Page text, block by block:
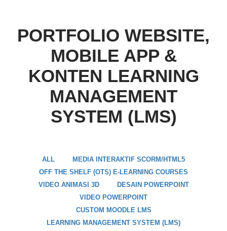
PORTFOLIO WEBSITE,
MOBILE APP &
KONTEN LEARNING
MANAGEMENT
SYSTEM (LMS)
ALL
MEDIA INTERAKTIF SCORM/HTML5
OFF THE SHELF (OTS) E-LEARNING COURSES
VIDEO ANIMASI 3D
DESAIN POWERPOINT
VIDEO POWERPOINT
CUSTOM MOODLE LMS
LEARNING MANAGEMENT SYSTEM (LMS)